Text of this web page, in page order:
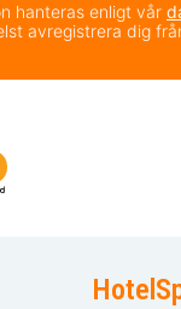
hanteras enligt vår
avregistrera dig